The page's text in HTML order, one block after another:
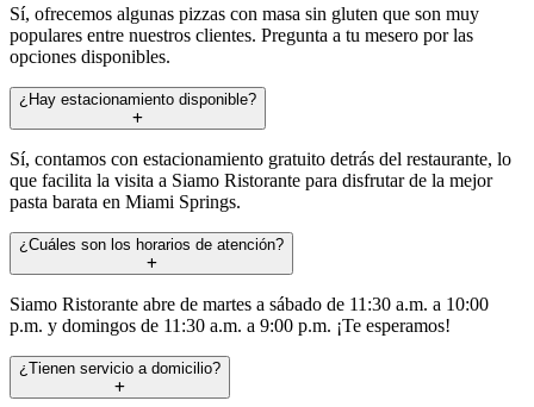
Sí, ofrecemos algunas pizzas con masa sin gluten que son muy
populares entre nuestros clientes. Pregunta a tu mesero por las
opciones disponibles.
¿Hay estacionamiento disponible?
Sí, contamos con estacionamiento gratuito detrás del restaurante, lo
que facilita la visita a Siamo Ristorante para disfrutar de la mejor
pasta barata en Miami Springs.
¿Cuáles son los horarios de atención?
Siamo Ristorante abre de martes a sábado de 11:30 a.m. a 10:00
p.m. y domingos de 11:30 a.m. a 9:00 p.m. ¡Te esperamos!
¿Tienen servicio a domicilio?